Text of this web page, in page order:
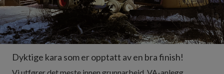
Dyktige kara som er opptatt av en bra finish!
Vi utfører det meste innen grunnarbeid, VA-anlegg,